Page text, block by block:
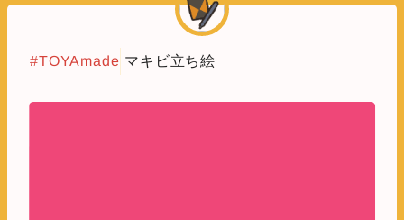
#TOYAmade マキビ立ち絵